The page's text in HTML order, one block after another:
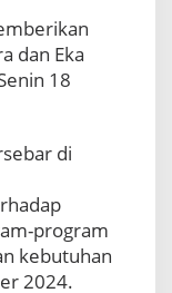
dan Eka
18
di
program
kebutuhan
2024.